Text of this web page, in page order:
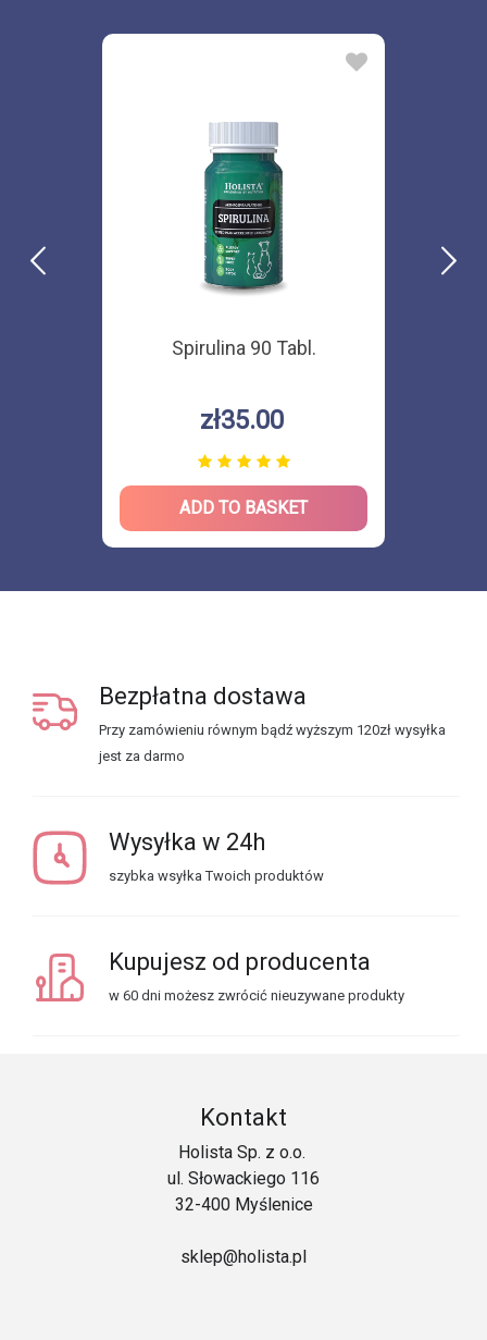
Spirulina 90 Tabl.
zł35.00
ADD TO BASKET
Bezpłatna dostawa
Przy zamówieniu równym bądź wyższym 120zł wysyłka
jest za darmo
Wysyłka w 24h
szybka wsyłka Twoich produktów
Kupujesz od producenta
w 60 dni możesz zwrócić nieuzywane produkty
Kontakt
Holista Sp. z o.o.
ul. Słowackiego 116
32-400 Myślenice
sklep@holista.pl